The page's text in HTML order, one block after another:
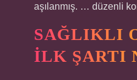
aşılanmış. … düzenli
SAĞLIKLI
ILK ŞARTI